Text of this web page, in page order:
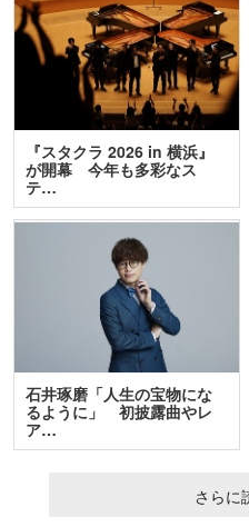
『スタクラ 2026 in 横浜』
が開幕 今年も多彩なス
テ…
石井琢磨「人生の宝物にな
るように」 初披露曲やレ
ア…
さらに